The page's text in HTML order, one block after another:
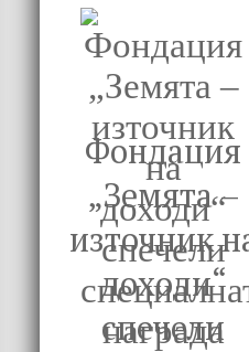
Фондация
„Земята –
източник
доходи“
спечели